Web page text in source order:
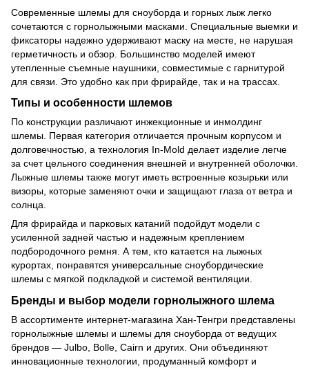
Современные шлемы для сноуборда и горных лыж легко
сочетаются с горнолыжными масками . Специальные выемки и
фиксаторы надежно удерживают маску на месте, не нарушая
герметичность и обзор. Большинство моделей имеют
утепленные съемные наушники, совместимые с гарнитурой
для связи. Это удобно как при фрирайде, так и на трассах.
Типы и особенности шлемов
По конструкции различают инжекционные и инмолдинг
шлемы. Первая категория отличается прочным корпусом и
долговечностью, а технология In-Mold делает изделие легче
за счет цельного соединения внешней и внутренней оболочки.
Лыжные шлемы также могут иметь встроенные козырьки или
визоры, которые заменяют очки и защищают глаза от ветра и
солнца.
Для фрирайда и парковых катаний подойдут модели с
усиленной задней частью и надежным креплением
подбородочного ремня. А тем, кто катается на лыжных
курортах, понравятся универсальные сноубордические
шлемы с мягкой подкладкой и системой вентиляции.
Бренды и выбор модели горнолыжного шлема
В ассортименте интернет-магазина Хан-Тенгри представлены
горнолыжные шлемы и шлемы для сноуборда от ведущих
брендов — Julbo, Bolle, Cairn и других. Они объединяют
инновационные технологии, продуманный комфорт и